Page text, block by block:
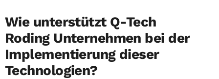
Wie unterstützt Q-Tech
Roding Unternehmen bei der
Implementierung dieser
Technologien?